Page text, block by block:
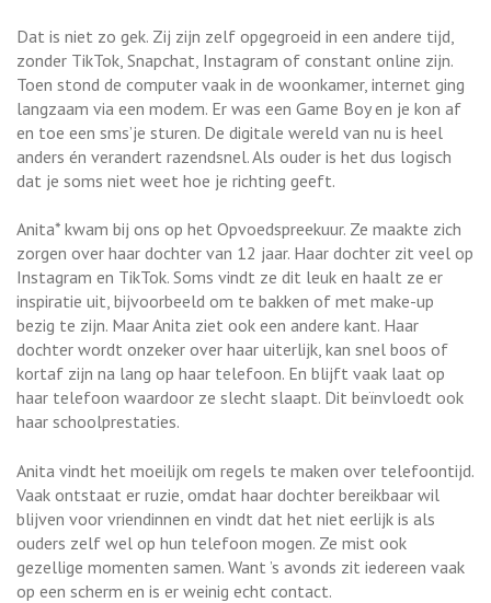
Dat is niet zo gek. Zij zijn zelf opgegroeid in een andere tijd,
zonder TikTok, Snapchat, Instagram of constant online zijn.
Toen stond de computer vaak in de woonkamer, internet ging
langzaam via een modem. Er was een Game Boy en je kon af
en toe een sms’je sturen. De digitale wereld van nu is heel
anders én verandert razendsnel. Als ouder is het dus logisch
dat je soms niet weet hoe je richting geeft.
Anita* kwam bij ons op het Opvoedspreekuur. Ze maakte zich
zorgen over haar dochter van 12 jaar. Haar dochter zit veel op
Instagram en TikTok. Soms vindt ze dit leuk en haalt ze er
inspiratie uit, bijvoorbeeld om te bakken of met make-up
bezig te zijn. Maar Anita ziet ook een andere kant. Haar
dochter wordt onzeker over haar uiterlijk, kan snel boos of
kortaf zijn na lang op haar telefoon. En blijft vaak laat op
haar telefoon waardoor ze slecht slaapt. Dit beïnvloedt ook
haar schoolprestaties.
Anita vindt het moeilijk om regels te maken over telefoontijd.
Vaak ontstaat er ruzie, omdat haar dochter bereikbaar wil
blijven voor vriendinnen en vindt dat het niet eerlijk is als
ouders zelf wel op hun telefoon mogen. Ze mist ook
gezellige momenten samen. Want ’s avonds zit iedereen vaak
op een scherm en is er weinig echt contact.